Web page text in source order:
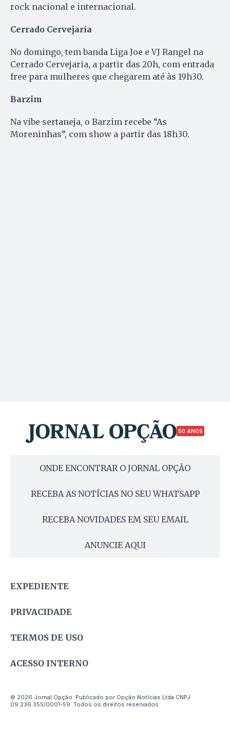
rock nacional e internacional.
Cerrado Cervejaria
No domingo, tem banda Liga Joe e VJ Rangel na
Cerrado Cervejaria, a partir das 20h, com entrada
free para mulheres que chegarem até às 19h30.
Barzim
Na vibe sertaneja, o Barzim recebe “As
Moreninhas”, com show a partir das 18h30.
50 ANOS
ONDE ENCONTRAR O JORNAL OPÇÃO
RECEBA AS NOTÍCIAS NO SEU WHATSAPP
RECEBA NOVIDADES EM SEU EMAIL
ANUNCIE AQUI
EXPEDIENTE
PRIVACIDADE
TERMOS DE USO
ACESSO INTERNO
© 2026 Jornal Opção. Publicado por Opção Notícias Ltda CNPJ
09.236.355/0001-59. Todos os direitos reservados.